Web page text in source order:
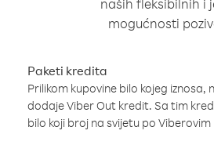
naših fleksibilnih i
mogućnosti
Paketi kredita
Prilikom kupovine bilo kojeg iznosa,
dodaje Viber Out kredit. Sa tim
bilo koji broj na svijetu po